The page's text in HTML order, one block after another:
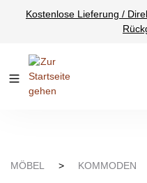
springen
Kostenlose Lieferung /
MÖBEL > KOMMODEN